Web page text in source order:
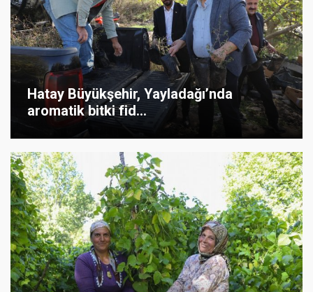
Hatay Büyükşehir, Yayladağı’nda
aromatik bitki fid...